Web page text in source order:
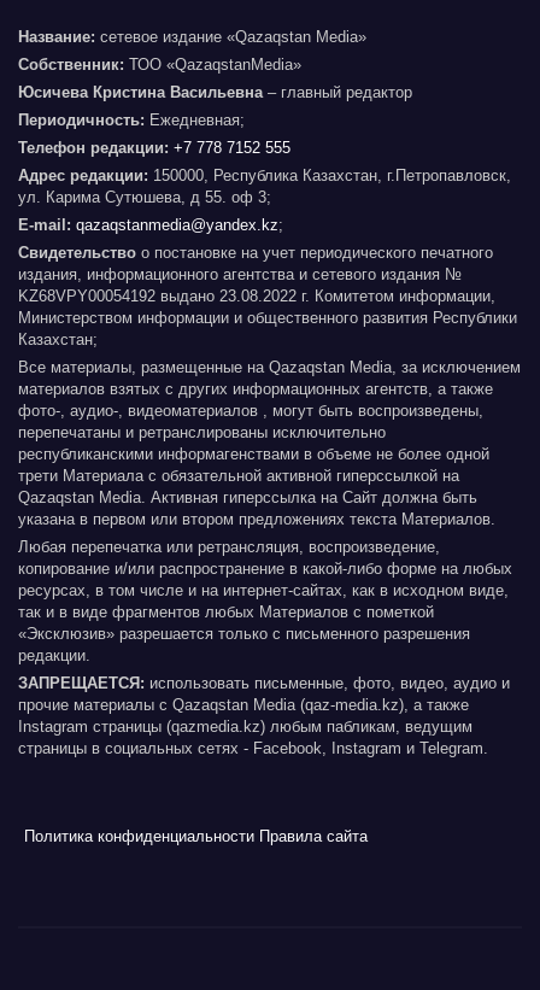
Название: сетевое издание «Qazaqstan Media»
Собственник: ТОО «QazaqstanMedia»
Юсичева Кристина Васильевна – главный редактор
Периодичность: Ежедневная;
Телефон редакции: +7 778 7152 555
Адрес редакции: 150000, Республика Казахстан, г.Петропавловск,
ул. Карима Сутюшева, д 55. оф 3;
E-mail: qazaqstanmedia@yandex.kz;
Свидетельство о постановке на учет периодического печатного
издания, информационного агентства и сетевого издания №
KZ68VPY00054192 выдано 23.08.2022 г. Комитетом информации,
Министерством информации и общественного развития Республики
Казахстан;
Все материалы, размещенные на Qazaqstan Media, за исключением
материалов взятых с других информационных агентств, а также
фото-, аудио-, видеоматериалов , могут быть воспроизведены,
перепечатаны и ретранслированы исключительно
республиканскими информагенствами в объеме не более одной
трети Материала с обязательной активной гиперссылкой на
Qazaqstan Media. Активная гиперссылка на Сайт должна быть
указана в первом или втором предложениях текста Материалов.
Любая перепечатка или ретрансляция, воспроизведение,
копирование и/или распространение в какой-либо форме на любых
ресурсах, в том числе и на интернет-сайтах, как в исходном виде,
так и в виде фрагментов любых Материалов с пометкой
«Эксклюзив» разрешается только с письменного разрешения
редакции.
ЗАПРЕЩАЕТСЯ: использовать письменные, фото, видео, аудио и
прочие материалы с Qazaqstan Media (qaz-media.kz), а также
Instagram страницы (qazmedia.kz) любым пабликам, ведущим
страницы в социальных сетях - Facebook, Instagram и Telegram.
Политика конфиденциальности Правила сайта